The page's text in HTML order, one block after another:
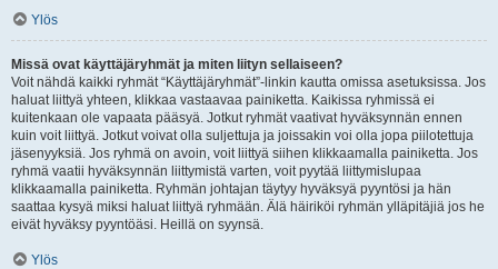
Ylös
Missä ovat käyttäjäryhmät ja miten liityn sellaiseen?
Voit nähdä kaikki ryhmät “Käyttäjäryhmät”-linkin kautta omissa asetuksissa. Jos
haluat liittyä yhteen, klikkaa vastaavaa painiketta. Kaikissa ryhmissä ei
kuitenkaan ole vapaata pääsyä. Jotkut ryhmät vaativat hyväksynnän ennen
kuin voit liittyä. Jotkut voivat olla suljettuja ja joissakin voi olla jopa piilotettuja
jäsenyyksiä. Jos ryhmä on avoin, voit liittyä siihen klikkaamalla painiketta. Jos
ryhmä vaatii hyväksynnän liittymistä varten, voit pyytää liittymislupaa
klikkaamalla painiketta. Ryhmän johtajan täytyy hyväksyä pyyntösi ja hän
saattaa kysyä miksi haluat liittyä ryhmään. Älä häiriköi ryhmän ylläpitäjiä jos he
eivät hyväksy pyyntöäsi. Heillä on syynsä.
Ylös